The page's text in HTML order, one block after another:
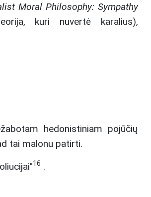
Moral Philosophy: Sympathy
kuri nuvertė karalius),
hedonistiniam pojūčių
tai malonu patirti.
16 .